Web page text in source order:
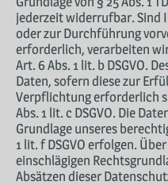
jederzeit widerrufbar. Sind
oder zur Durchführung
erforderlich, verarbeiten
Art. 6 Abs. 1 lit. b DSGVO.
Daten, sofern diese zur
Verpflichtung erforderlich
Abs. 1 lit. c DSGVO. Die
Grundlage unseres
1 lit. f DSGVO erfolgen.
einschlägigen
Absätzen dieser